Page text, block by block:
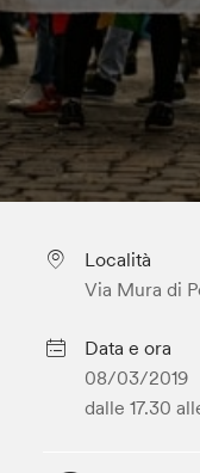
Località
Via Mura di
Data e ora
08/03/2019
dalle 17.30